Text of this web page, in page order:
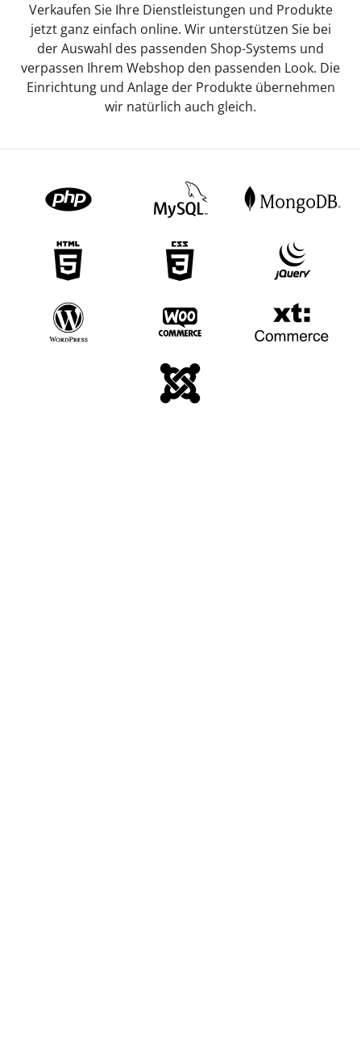
Verkaufen Sie Ihre Dienstleistungen und Produkte
jetzt ganz einfach online. Wir unterstützen Sie bei
der Auswahl des passenden Shop-Systems und
verpassen Ihrem Webshop den passenden Look. Die
Einrichtung und Anlage der Produkte übernehmen
wir natürlich auch gleich.